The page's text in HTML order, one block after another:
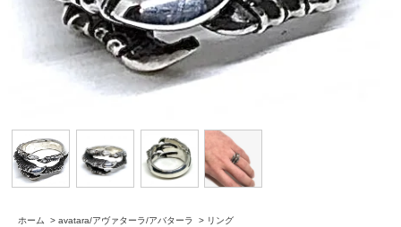
ホーム > avatara/アヴァターラ/アバターラ > リング